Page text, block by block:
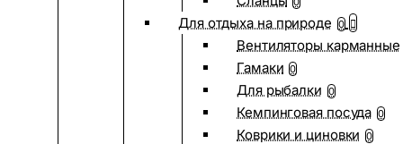
Для отдыха на природе 0
Вентиляторы карманные
Гамаки 0
Для рыбалки 0
Кемпинговая посуда 0
Коврики и циновки 0